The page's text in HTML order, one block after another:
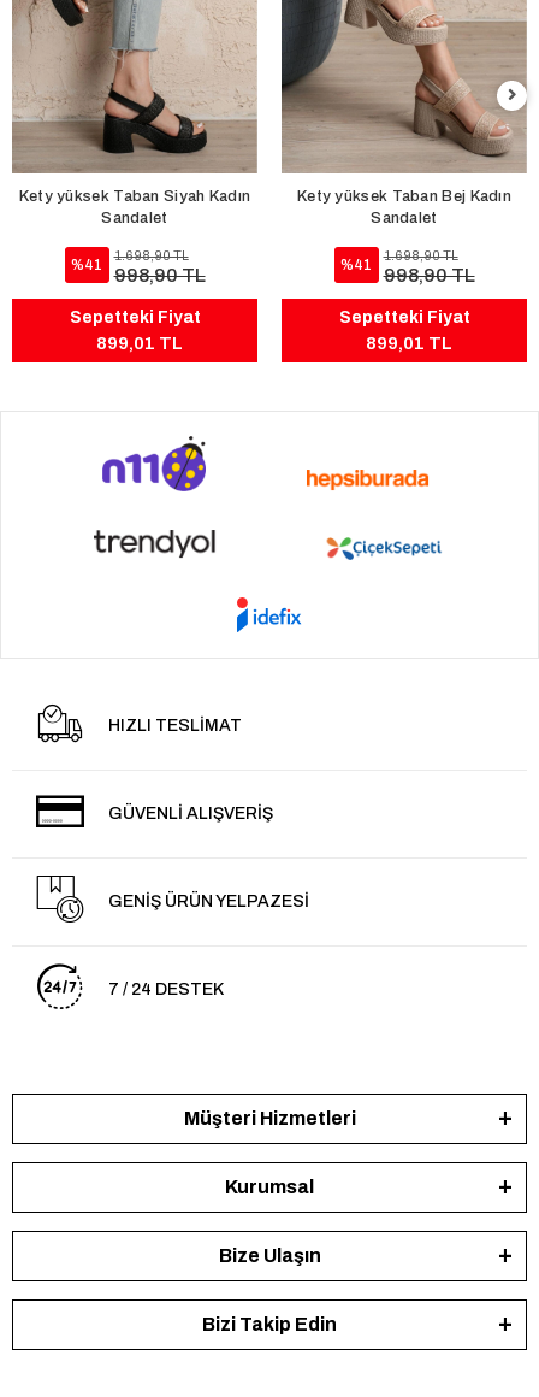
Kety yüksek Taban Siyah Kadın
Sandalet
%41
1.698,90 TL
998,90 TL
Sepetteki Fiyat
899,01 TL
Kety yüksek Taban Bej Kadın
Sandalet
%41
1.698,90 TL
998,90 TL
Sepetteki Fiyat
899,01 TL
HIZLI TESLİMAT
GÜVENLİ ALIŞVERİŞ
GENİŞ ÜRÜN YELPAZESİ
7 / 24 DESTEK
Müşteri Hizmetleri
Kurumsal
Bize Ulaşın
Bizi Takip Edin